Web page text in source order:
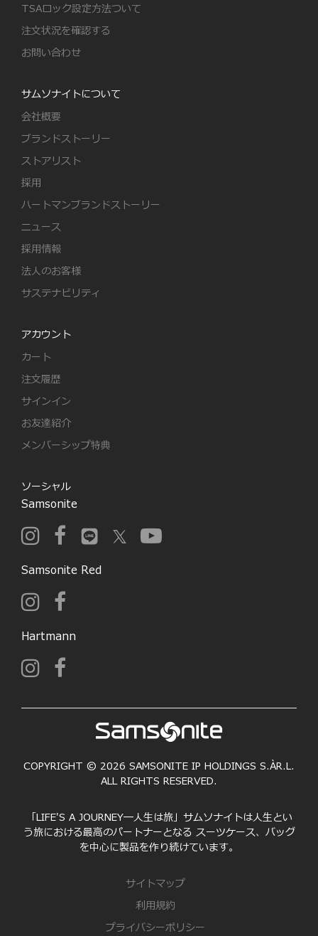
TSAロック設定方法ついて
注文状況を確認する
お問い合わせ
サムソナイトについて
会社概要
ブランドストーリー
ストアリスト
採用
ハートマンブランドストーリー
ニュース
採用情報
法人のお客様
サステナビリティ
アカウント
カート
注文履歴
サインイン
お友達紹介
メンバーシップ特典
ソーシャル
Samsonite
Samsonite Red
Hartmann
COPYRIGHT © 2026 SAMSONITE IP HOLDINGS S.ÀR.L.
ALL RIGHTS RESERVED.
「LIFE'S A JOURNEY―人生は旅」サムソナイトは人生とい
う旅における最高のパートナーとなる スーツケース、バッグ
を中心に製品を作り続けています。
サイトマップ
利用規約
プライバシーポリシー